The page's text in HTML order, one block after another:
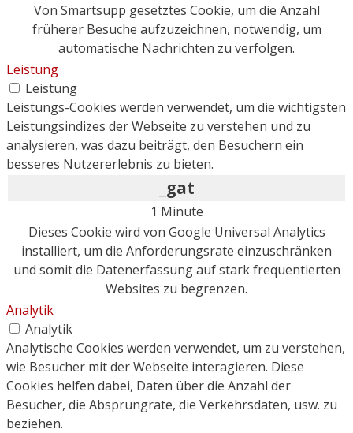
Von Smartsupp gesetztes Cookie, um die Anzahl
früherer Besuche aufzuzeichnen, notwendig, um
automatische Nachrichten zu verfolgen.
Leistung
Leistung
Leistungs-Cookies werden verwendet, um die wichtigsten
Leistungsindizes der Webseite zu verstehen und zu
analysieren, was dazu beiträgt, den Besuchern ein
besseres Nutzererlebnis zu bieten.
_gat
1 Minute
Dieses Cookie wird von Google Universal Analytics
installiert, um die Anforderungsrate einzuschränken
und somit die Datenerfassung auf stark frequentierten
Websites zu begrenzen.
Analytik
Analytik
Analytische Cookies werden verwendet, um zu verstehen,
wie Besucher mit der Webseite interagieren. Diese
Cookies helfen dabei, Daten über die Anzahl der
Besucher, die Absprungrate, die Verkehrsdaten, usw. zu
beziehen.